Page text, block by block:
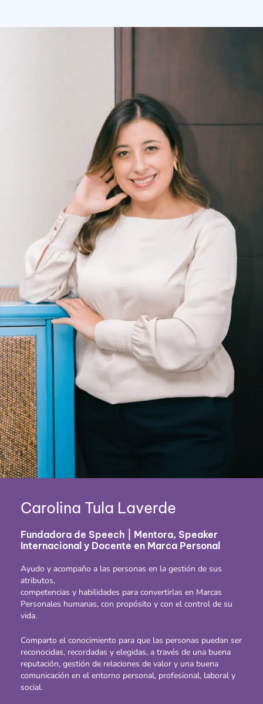
Carolina Tula Laverde
Fundadora de Speech | Mentora, Speaker
Internacional y Docente en Marca Personal
Ayudo y acompaño a las personas en la gestión de sus
atributos,
competencias y habilidades para convertirlas en Marcas
Personales humanas, con propósito y con el control de su
vida.
Comparto el conocimiento para que las personas puedan ser
reconocidas, recordadas y elegidas, a través de una buena
reputación, gestión de relaciones de valor y una buena
comunicación en el entorno personal, profesional, laboral y
social.